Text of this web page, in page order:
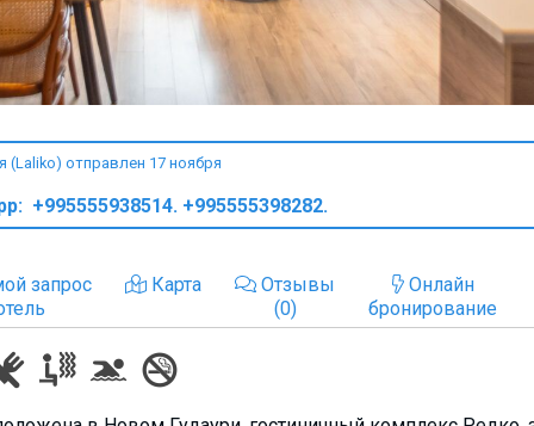
(Laliko) отправлен 17 ноября
+995555938514. +995555398282.
запрос
Карта
Отзывы
(0)
Онлайн
бронирование